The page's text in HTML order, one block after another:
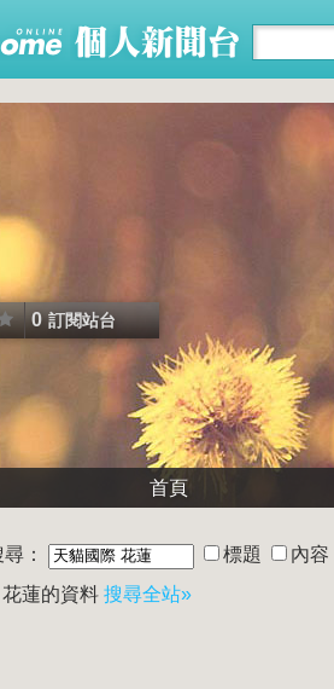
0 訂閱站台
首頁
： 標題
內容
蓮的資料 搜尋全站»